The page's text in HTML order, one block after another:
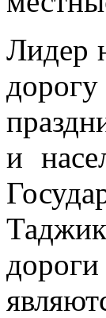
Лидер
и